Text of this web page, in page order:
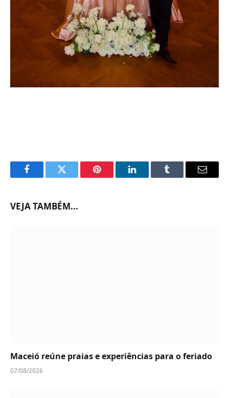
FacebookTwitter Pinterest LinkedInTumblr Email
VEJA TAMBÉM...
Maceió reúne praias e experiências para o feriado
07/08/2026